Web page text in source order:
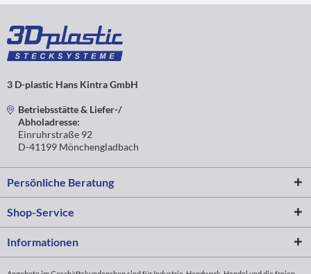
3 D-plastic Hans Kintra GmbH
Betriebsstätte & Liefer-/
Abholadresse:
Einruhrstraße 92
D-41199 Mönchengladbach
Persönliche Beratung
Shop-Service
Informationen